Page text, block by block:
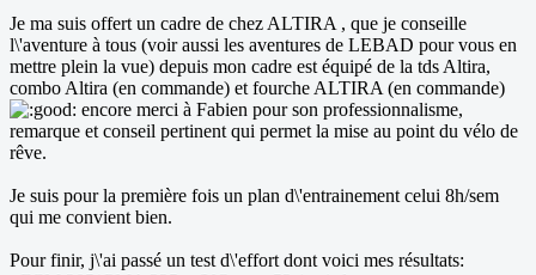
Je ma suis offert un cadre de chez ALTIRA , que je conseille
l\'aventure à tous (voir aussi les aventures de LEBAD pour vous en
mettre plein la vue) depuis mon cadre est équipé de la tds Altira,
combo Altira (en commande) et fourche ALTIRA (en commande)
encore merci à Fabien pour son professionnalisme,
remarque et conseil pertinent qui permet la mise au point du vélo de
rêve.
Je suis pour la première fois un plan d\'entrainement celui 8h/sem
qui me convient bien.
Pour finir, j\'ai passé un test d\'effort dont voici mes résultats: